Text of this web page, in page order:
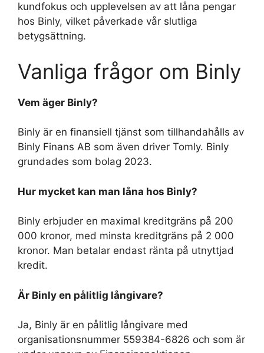
kundfokus och upplevelsen av att låna pengar
hos Binly, vilket påverkade vår slutliga
betygsättning.
Vanliga frågor om Binly
Vem äger Binly?
Binly är en finansiell tjänst som tillhandahålls av
Binly Finans AB som även driver Tomly. Binly
grundades som bolag 2023.
Hur mycket kan man låna hos Binly?
Binly erbjuder en maximal kreditgräns på 200
000 kronor, med minsta kreditgräns på 2 000
kronor. Man betalar endast ränta på utnyttjad
kredit.
Är Binly en pålitlig långivare?
Ja, Binly är en pålitlig långivare med
organisationsnummer 559384-6826 och som är